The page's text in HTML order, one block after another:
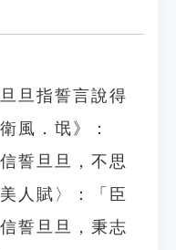
旦指誓言說得
風．氓》：
誓旦旦，不思
人賦〉：「臣
誓旦旦，秉志